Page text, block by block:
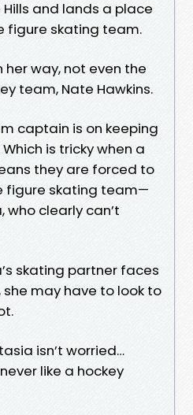
and lands a place
figure skating team.
way, not even the
team, Nate Hawkins.
captain is on keeping
is tricky when a
they are forced to
figure skating team—
who clearly can’t
skating partner faces
may have to look to
isn’t worried…
like a hockey